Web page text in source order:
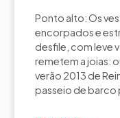
Ponto alto: Os
encorpados e
desfile, com leve
remetem a joias:
verão 2013 de
passeio de barco